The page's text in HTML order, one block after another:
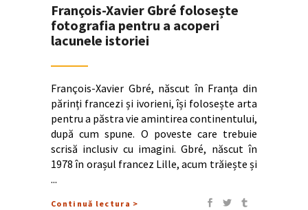
François-Xavier Gbré folosește
fotografia pentru a acoperi
lacunele istoriei
François-Xavier Gbré, născut în Franța din
părinți francezi și ivorieni, își folosește arta
pentru a păstra vie amintirea continentului,
după cum spune. O poveste care trebuie
scrisă inclusiv cu imagini. Gbré, născut în
1978 în orașul francez Lille, acum trăiește și
Continuă lectura >